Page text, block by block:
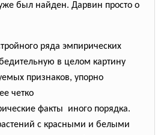
был найден. Дарвин просто о
ряда эмпирических
в целом картину
признаков, упорно
четко
факты иного порядка.
с красными и белыми